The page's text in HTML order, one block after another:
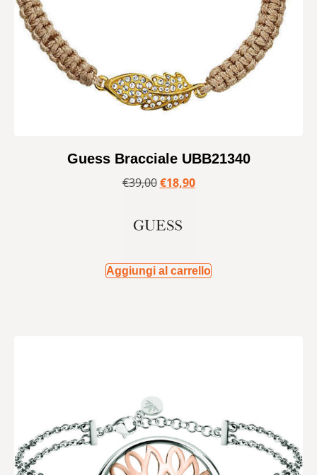
Guess Bracciale UBB21340
€39,00 €18,90
Aggiungi al carrello